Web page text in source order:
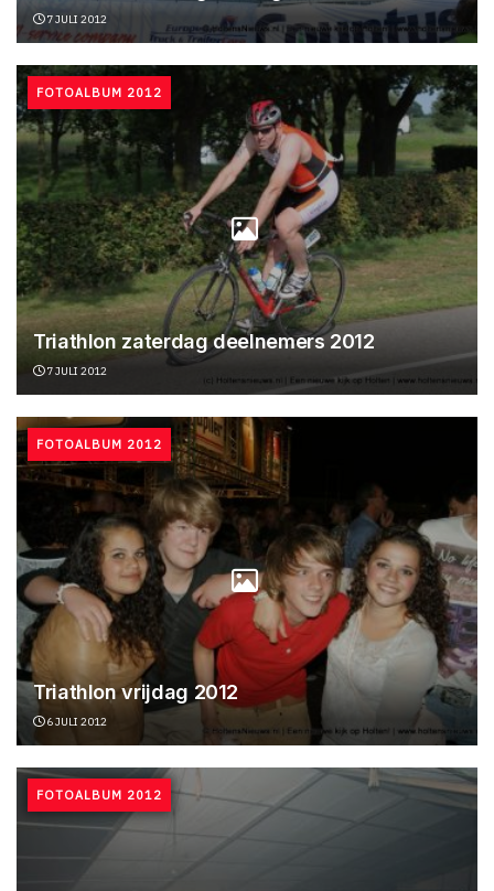
7 JULI 2012
FOTOALBUM 2012
Triathlon zaterdag deelnemers 2012
7 JULI 2012
FOTOALBUM 2012
Triathlon vrijdag 2012
6 JULI 2012
FOTOALBUM 2012